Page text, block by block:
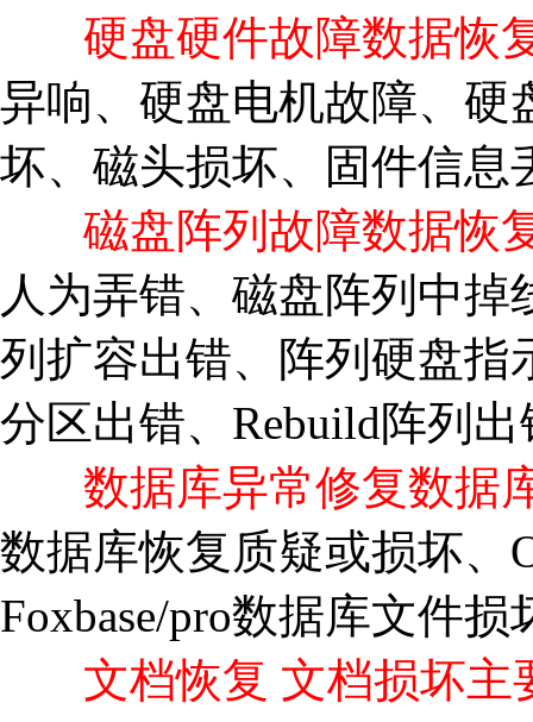
硬盘硬件故障数据恢
异响、硬盘电机故障、硬
坏、磁头损坏、固件信
磁盘阵列故障数据恢
人为弄错、磁盘阵列中
列扩容出错、阵列硬盘指
分区出错、Rebuild阵列
数据库异常修复数据
数据库恢复质疑或损坏、
Foxbase/pro数据库文件
文档恢复 文档损坏主